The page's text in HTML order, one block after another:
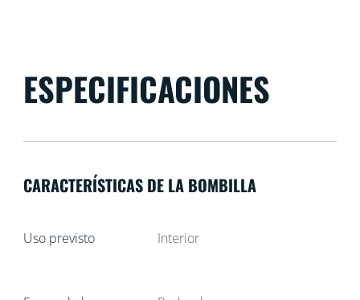
ESPECIFICACIONES
CARACTERÍSTICAS DE LA BOMBILLA
Uso previsto Interior